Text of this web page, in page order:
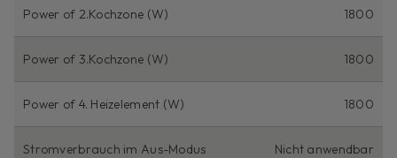
Power of 2.Kochzone (W) 1800
Power of 3.Kochzone (W) 1800
Power of 4. Heizelement (W) 1800
Stromverbrauch im Aus-Modus Nicht anwendbar